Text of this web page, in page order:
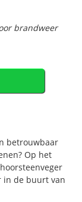
brandweer
betrouwbaar
Op het
in de buurt van